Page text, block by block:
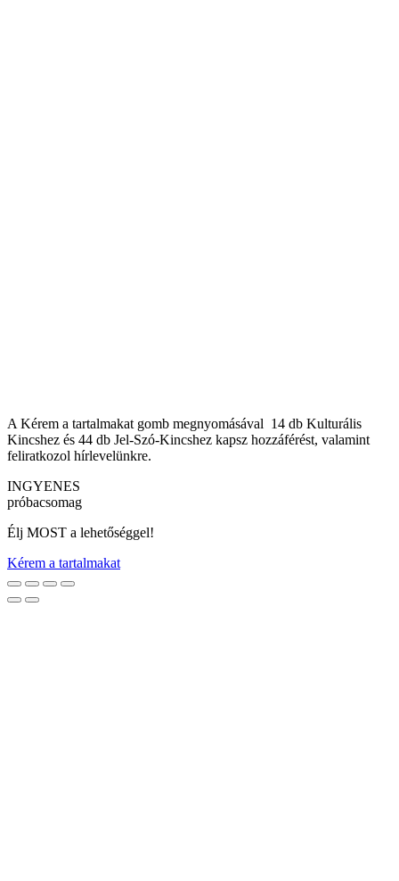
A Kérem a tartalmakat gomb megnyomásával 14 db Kulturális
Kincshez és 44 db Jel-Szó-Kincshez kapsz hozzáférést, valamint
feliratkozol hírlevelünkre.
INGYENES
próbacsomag
Élj MOST a lehetőséggel!
Kérem a tartalmakat